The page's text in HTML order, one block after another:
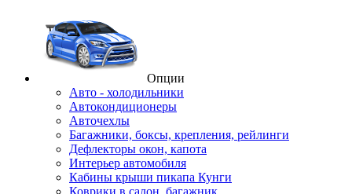
Опции
Авто - холодильники
Автокондиционеры
Авточехлы
Багажники, боксы, крепления, рейлинги
Дефлекторы окон, капота
Интерьер автомобиля
Кабины крыши пикапа Кунги
Коврики в салон, багажник